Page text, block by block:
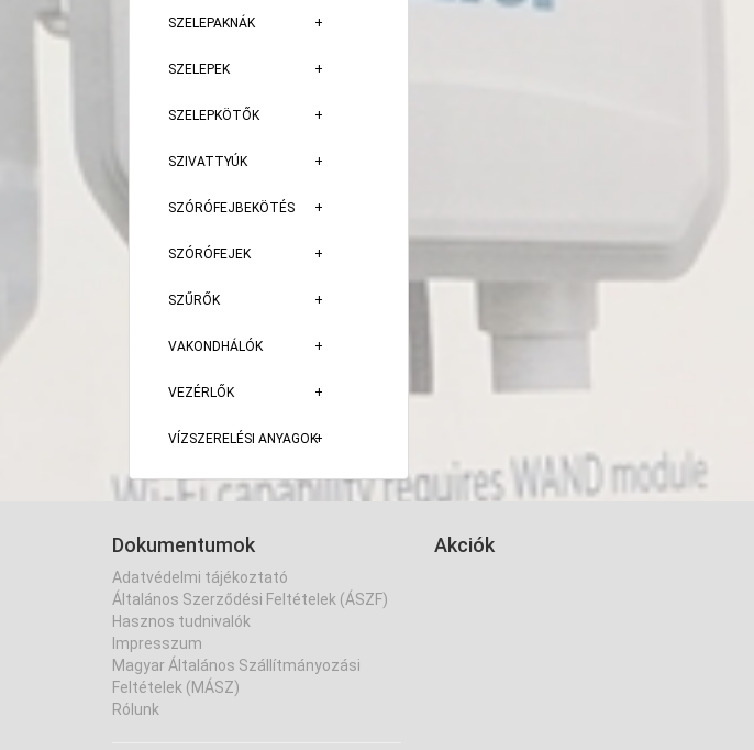
SZELEPAKNÁK
SZELEPEK
SZELEPKÖTŐK
SZIVATTYÚK
SZÓRÓFEJBEKÖTÉS
SZÓRÓFEJEK
SZŰRŐK
VAKONDHÁLÓK
VEZÉRLŐK
VÍZSZERELÉSI ANYAGOK
Dokumentumok
Adatvédelmi tájékoztató
Általános Szerződési Feltételek (ÁSZF)
Hasznos tudnivalók
Impresszum
Magyar Általános Szállítmányozási
Feltételek (MÁSZ)
Rólunk
Akciók